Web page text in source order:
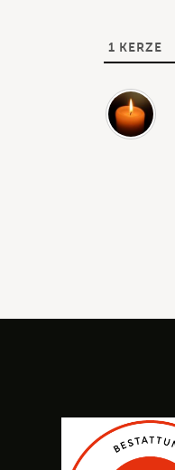
1 KERZE